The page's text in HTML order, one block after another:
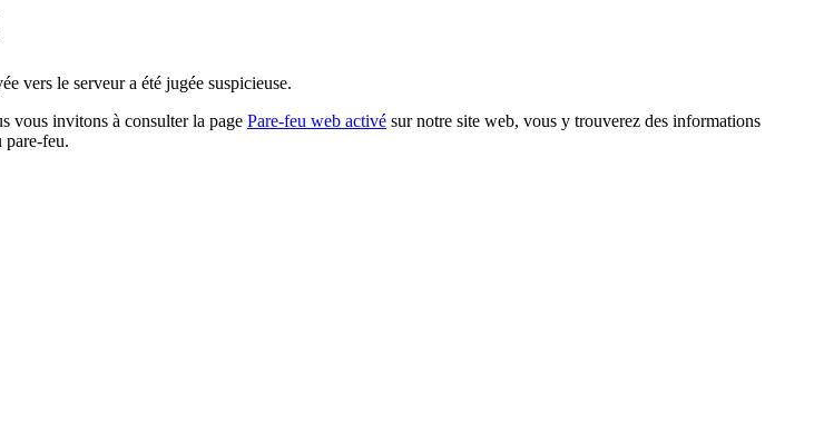
vers le serveur a été jugée suspicieuse.
vous invitons à consulter la page Pare-feu web activé sur notre site web, vous y trouverez des informations
pare-feu.